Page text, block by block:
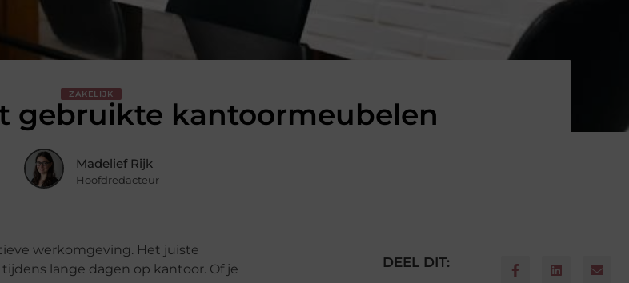
ZAKELIJK
gebruikte kantoormeubelen
Madelief Rijk
Hoofdredacteur
werkomgeving. Het juiste
lange dagen op kantoor. Of je
DEEL DIT: